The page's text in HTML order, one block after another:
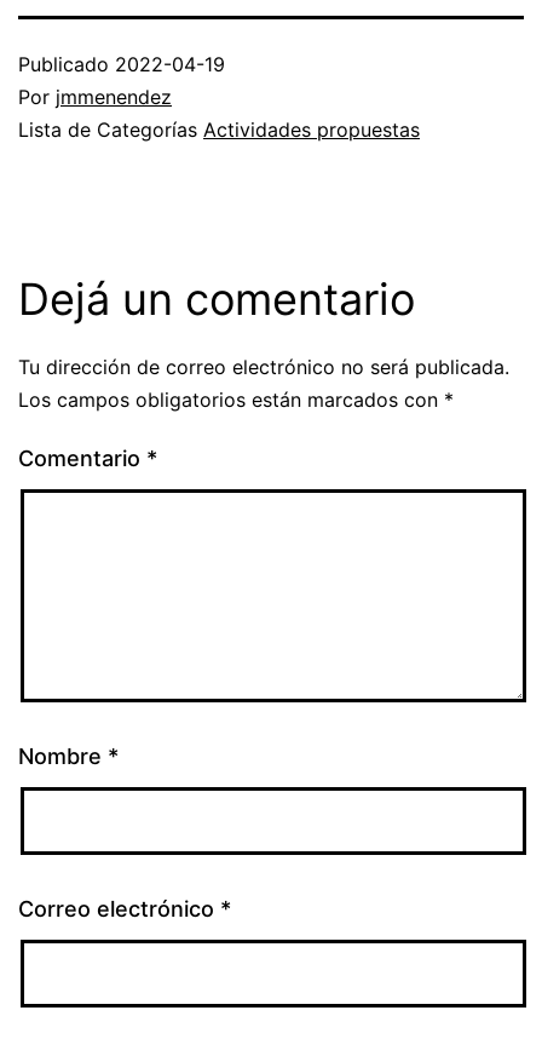
Publicado 2022-04-19
Por jmmenendez
Lista de Categorías Actividades propuestas
Dejá un comentario
Tu dirección de correo electrónico no será publicada.
Los campos obligatorios están marcados con *
Comentario *
Nombre *
Correo electrónico *